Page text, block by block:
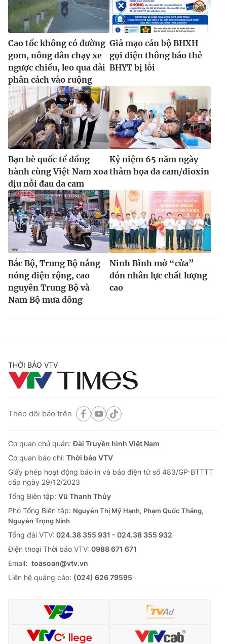
Cao tốc không có đường
gom, nông dân chạy xe
ngược chiều, leo qua dải
phân cách vào ruộng
Giả mạo cán bộ BHXH
gọi điện thông báo thẻ
BHYT bị lỗi
Bạn bè quốc tế đồng
hành cùng Việt Nam xoa
dịu nỗi đau da cam
Kỷ niệm 65 năm ngày
thảm họa da cam/dioxin
Bắc Bộ, Trung Bộ nắng
nóng diện rộng, cao
nguyên Trung Bộ và
Nam Bộ mưa dông
Ninh Bình mở “cửa”
đón nhân lực chất lượng
cao
THỜI BÁO VTV
Theo dõi báo trên
Cơ quan chủ quản:Đài Truyền hình Việt Nam
Cơ quan báo chí: Thời báo VTV
Giấy phép hoạt động báo in và báo điện tử số 483/GP-BTTTT
cấp ngày 29/12/2023
Tổng Biên tập: Vũ Thanh Thủy
Phó Tổng Biên tập: Nguyễn Thị Mỹ Hạnh, Phạm Quốc Thắng,
Nguyễn Trọng Ninh
Tổng đài VTV: 024.38 355 931 - 024.38 355 932
Ðiện thoại Thời báo VTV: 0988 671 671
Email: toasoan@vtv.vn
Liên hệ quảng cáo: (024) 626 79595